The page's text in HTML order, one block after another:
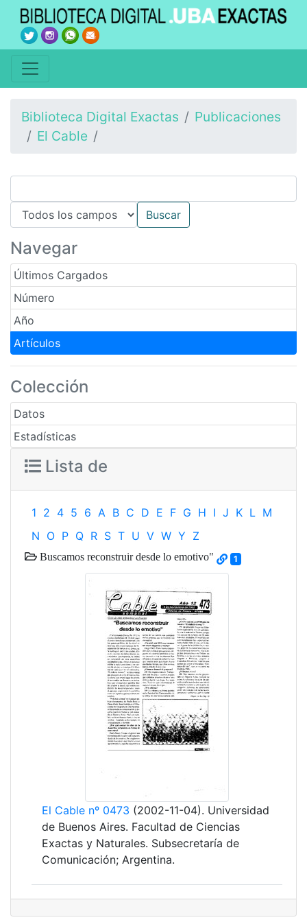
Biblioteca Digital Exactas
Publicaciones
El Cable
Navegar
Últimos Cargados
Número
Año
Artículos
Colección
Datos
Estadísticas
Lista de
1 2 4 5 6 A B C D E F G H I J K L M
N O P Q R S T U V W Y Z
Buscamos reconstruir desde lo emotivo" 1
El Cable nº 0473 (2002-11-04). Universidad
de Buenos Aires. Facultad de Ciencias
Exactas y Naturales. Subsecretaría de
Comunicación; Argentina.